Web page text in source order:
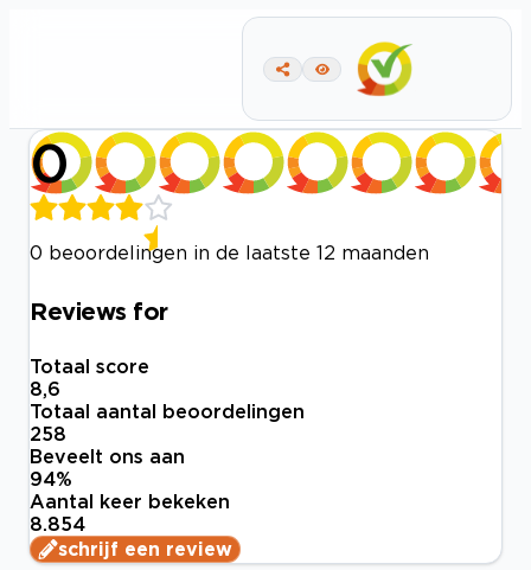
0
0 beoordelingen in de laatste 12 maanden
Reviews for
Totaal score
8,6
Totaal aantal beoordelingen
258
Beveelt ons aan
94%
Aantal keer bekeken
8.854
schrijf een review